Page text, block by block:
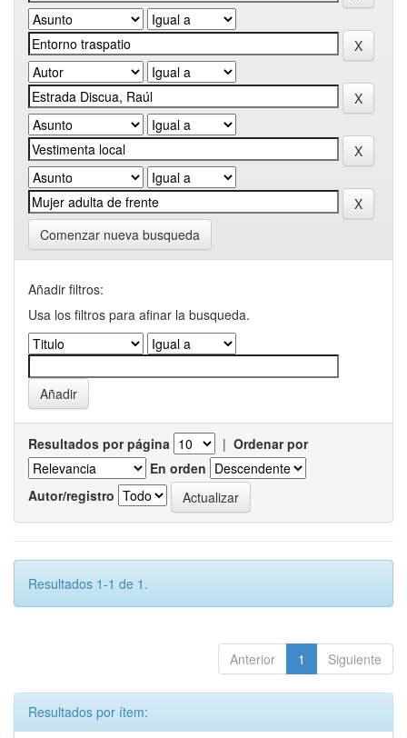
Comenzar nueva busqueda
Añadir filtros:
Usa los filtros para afinar la busqueda.
Resultados por página | Ordenar por
En orden
Autor/registro
Resultados 1-1 de 1.
Anterior 1 Siguiente
Resultados por ítem: